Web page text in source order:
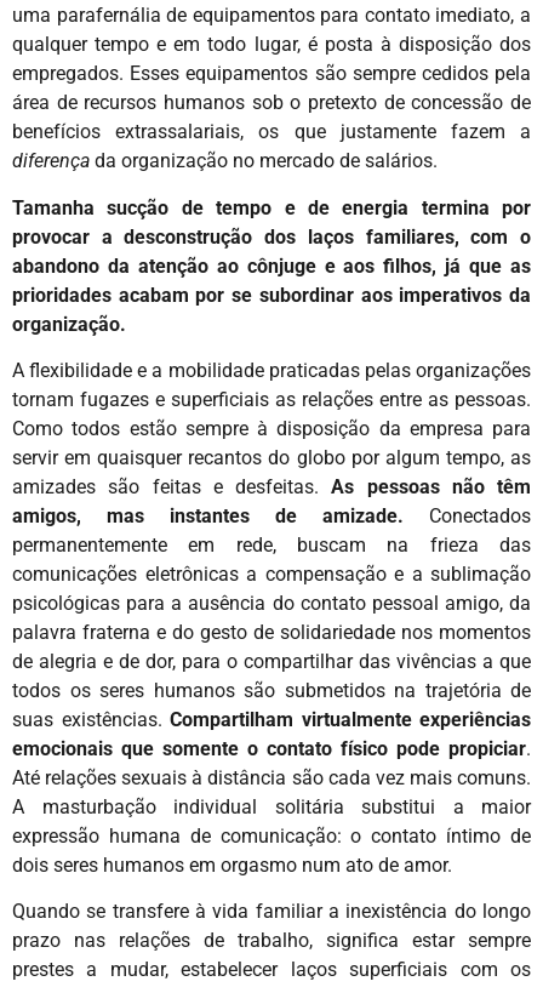
uma parafernália de equipamentos para contato imediato, a
qualquer tempo e em todo lugar, é posta à disposição dos
empregados. Esses equipamentos são sempre cedidos pela
área de recursos humanos sob o pretexto de concessão de
benefícios extrassalariais, os que justamente fazem a
diferença da organização no mercado de salários.
Tamanha sucção de tempo e de energia termina por
provocar a desconstrução dos laços familiares, com o
abandono da atenção ao cônjuge e aos filhos, já que as
prioridades acabam por se subordinar aos imperativos da
organização.
A flexibilidade e a mobilidade praticadas pelas organizações
tornam fugazes e superficiais as relações entre as pessoas.
Como todos estão sempre à disposição da empresa para
servir em quaisquer recantos do globo por algum tempo, as
amizades são feitas e desfeitas.As pessoas não têm
amigos, mas instantes de amizade. Conectados
permanentemente em rede, buscam na frieza das
comunicações eletrônicas a compensação e a sublimação
psicológicas para a ausência do contato pessoal amigo, da
palavra fraterna e do gesto de solidariedade nos momentos
de alegria e de dor, para o compartilhar das vivências a que
todos os seres humanos são submetidos na trajetória de
suas existências. Compartilham virtualmente experiências
emocionais que somente o contato físico pode propiciar.
Até relações sexuais à distância são cada vez mais comuns.
A masturbação individual solitária substitui a maior
expressão humana de comunicação: o contato íntimo de
dois seres humanos em orgasmo num ato de amor.
Quando se transfere à vida familiar a inexistência do longo
prazo nas relações de trabalho, significa estar sempre
prestes a mudar, estabelecer laços superficiais com os